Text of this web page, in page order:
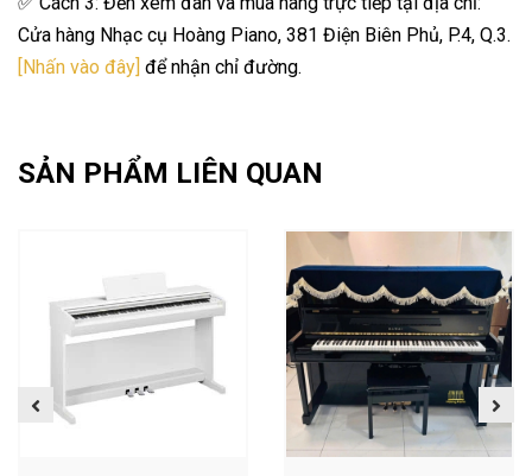
Cửa hàng Nhạc cụ Hoàng Piano, 381 Điện Biên Phủ, P.4, Q.3.
[Nhấn vào đây] để nhận chỉ đường.
SẢN PHẨM LIÊN QUAN